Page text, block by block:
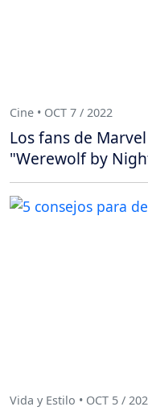
Cine • OCT 7 / 2022
Los fans de
"Werewolf by
Vida y Estilo • OCT 5 /